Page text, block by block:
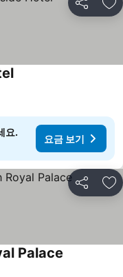
공유 즐
요.
요금 보기
공유 즐
Palace